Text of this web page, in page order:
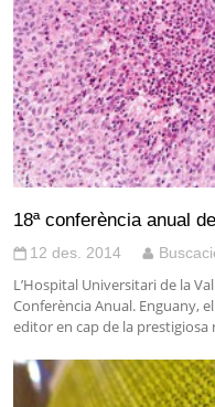
18ª conferència anual
12 des. 2014
L’Hospital Universitari de la
Conferència Anual. Enguany,
editor en cap de la prestigiosa